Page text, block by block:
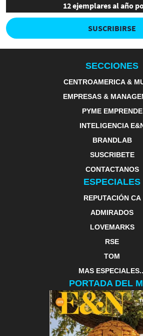
12 ejemplares al año
SUSCRIBIRSE
SECCIONES
CENTROAMERICA &
EMPRESAS &
PYME EMPRENDE
INTELIGENCIA
BRANDLAB
SUSCRIBETE
CONTACTANOS
ESPECIALES
REPUTACIÓN CA
ADMIRADOS
LOVEMARKS
RSE
TOM
MAS
PORTADA DEL